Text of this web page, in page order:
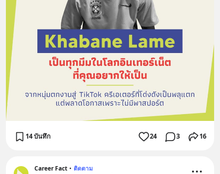
14 บันทึก 24 3 16
Career Fact • ติดตาม